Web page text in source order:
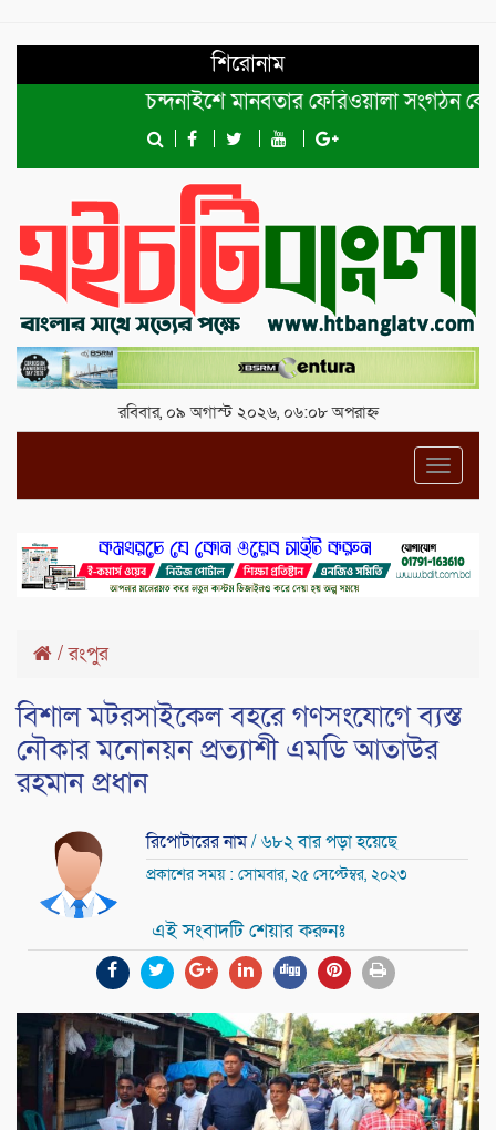
শিরোনাম
চন্দনাইশে মানবতার ফেরিওয়ালা সংগঠন কেন্দ্রীয়
রবিবার, ০৯ অগাস্ট ২০২৬, ০৬:০৮ অপরাহ্ন
/রংপুর
বিশাল মটরসাইকেল বহরে গণসংযোগে ব্যস্ত
নৌকার মনোনয়ন প্রত্যাশী এমডি আতাউর
রহমান প্রধান
রিপোটারের নাম/ ৬৮২ বার পড়া হয়েছে
প্রকাশের সময় : সোমবার, ২৫ সেপ্টেম্বর, ২০২৩
এই সংবাদটি শেয়ার করুনঃ